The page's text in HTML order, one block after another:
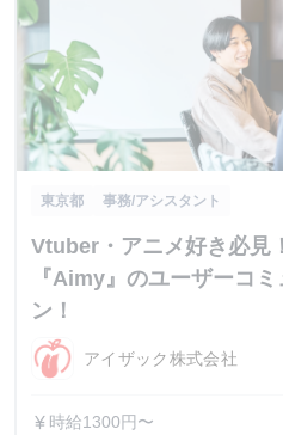
東京都 事務/アシスタント
Vtuber・アニメ好き必見
『Aimy』のユーザーコ
ン！
アイザック株式会社
currency_yen 時給1300円〜